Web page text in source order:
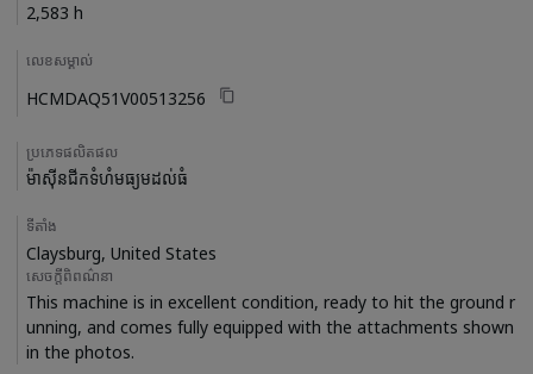
2,583 h
លេខសម្គាល់
HCMDAQ51V00513256
ប្រភេទផលិតផល
ម៉ាស៊ីនជីកទំហំមធ្យមដល់ធំ
ទីតាំង
Claysburg, United States
សេចក្តីពិពណ៌នា
This machine is in excellent condition, ready to hit the ground r
unning, and comes fully equipped with the attachments shown